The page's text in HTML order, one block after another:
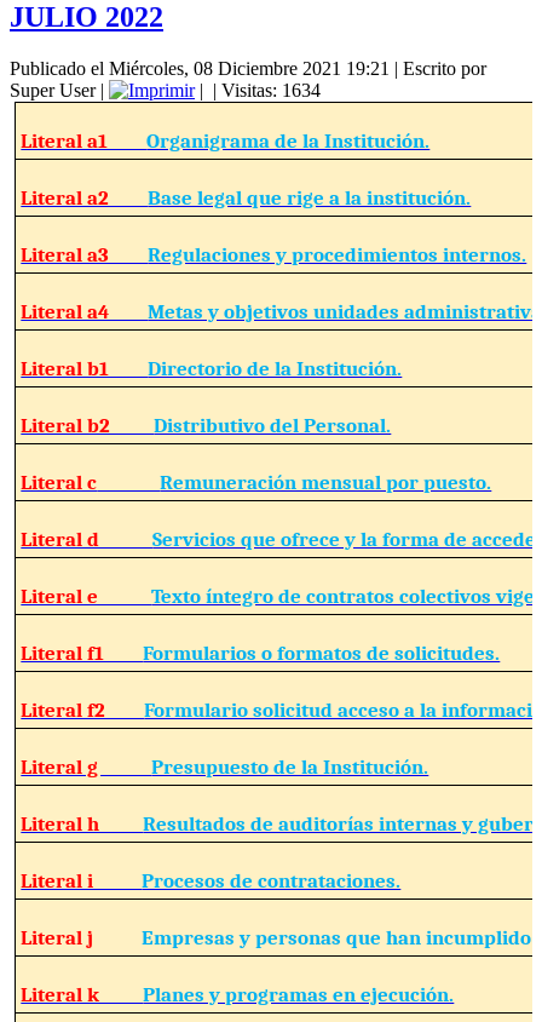
JULIO 2022
Publicado el Miércoles, 08 Diciembre 2021 19:21 | Escrito por
Super User| | | Visitas: 1634
Literal a1Organigrama de la Institución.
Literal a2Base legal que rige a la institución.
Literal a3Regulaciones y procedimientos internos.
Literal a4Metas y objetivos unidades
Literal b1Directorio de la Institución.
Literal b2Distributivo del Personal.
Literal c Remuneración mensual por puesto.
Literal dServicios que ofrece y la forma de
Literal eTexto íntegro de contratos colectivos
Literal f1Formularios o formatos de solicitudes.
Literal f2Formulario solicitud acceso a la
Literal gPresupuesto de la Institución.
Literal hResultados de auditorías internas y
Literal iProcesos de contrataciones.
Literal jEmpresas y personas que han incumplido
Literal kPlanes y programas en ejecución.